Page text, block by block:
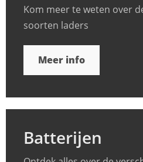
Kom meer te weten over
soorten laders
Meer info
Batterijen